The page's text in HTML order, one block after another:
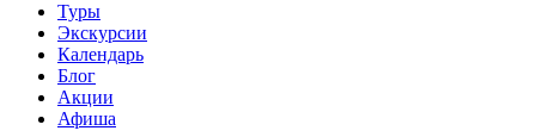
Туры
Экскурсии
Календарь
Блог
Акции
Афиша